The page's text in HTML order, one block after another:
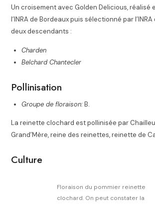
Un croisement avec Golden Delicious, réalisé
l’INRA de Bordeaux puis sélectionné par
deux descendants :
Charden
Belchard Chantecler
Pollinisation
Groupe de floraison:B.
La reinette clochard est pollinisée par
Grand’Mère, reine des reinettes, reinette de
Culture
Floraison du pommier reinette
clochard. On peut constater la